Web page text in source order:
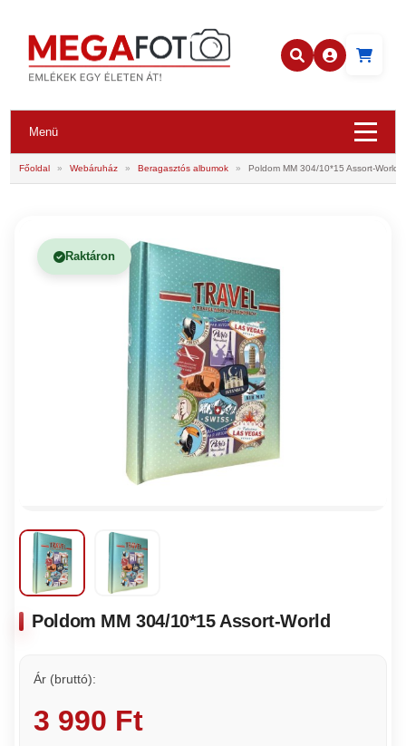
Menü
Főoldal » Webáruház » Beragasztós albumok » Poldom MM 304/10*15 Assort-World
Raktáron
Poldom MM 304/10*15 Assort-World
Ár (bruttó):
3 990 Ft